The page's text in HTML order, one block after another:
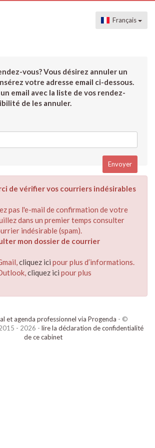
Français
vous? Vous désirez annuler un
votre adresse email ci-dessous.
email avec la liste de vos rendez-
de les annuler.
de vérifier vos courriers indésirables
pas l'e-mail de confirmation de votre
dans un premier temps consulter
indésirable (spam).
mon dossier de courrier
cliquez ici pour plus d’informations.
cliquez ici pour plus
et agenda professionnel via Progenda - ©
- 2026 - lire la déclaration de confidentialité
de ce cabinet